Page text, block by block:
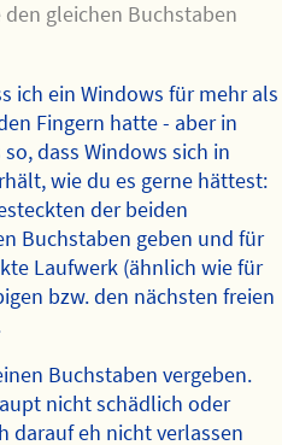
gleichen Buchstaben
ich ein Windows für mehr als
Fingern hatte - aber in
dass Windows sich in
wie du es gerne hättest:
der beiden
Buchstaben geben und für
Laufwerk (ähnlich wie für
bzw. den nächsten freien
Buchstaben vergeben.
nicht schädlich oder
darauf eh nicht verlassen